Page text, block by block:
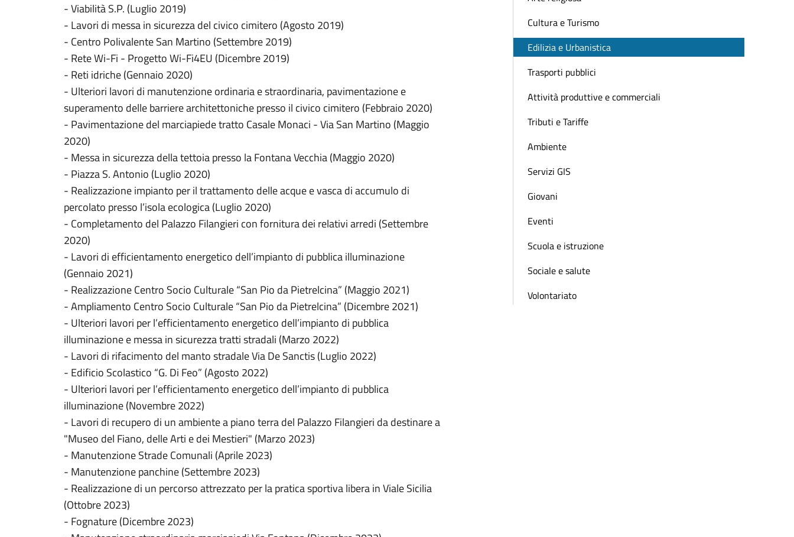
- Viabilità S.P. (Luglio 2019)
- Lavori di messa in sicurezza del civico cimitero (Agosto 2019)
- Centro Polivalente San Martino (Settembre 2019)
- Rete Wi-Fi - Progetto Wi-Fi4EU (Dicembre 2019)
- Reti idriche (Gennaio 2020)
- Ulteriori lavori di manutenzione ordinaria e straordinaria, pavimentazione e
superamento delle barriere architettoniche presso il civico cimitero (Febbraio 2020)
- Pavimentazione del marciapiede tratto Casale Monaci - Via San Martino (Maggio
2020)
- Messa in sicurezza della tettoia presso la Fontana Vecchia (Maggio 2020)
- Piazza S. Antonio (Luglio 2020)
- Realizzazione impianto per il trattamento delle acque e vasca di accumulo di
percolato presso l’isola ecologica (Luglio 2020)
- Completamento del Palazzo Filangieri con fornitura dei relativi arredi (Settembre
2020)
- Lavori di efficientamento energetico dell’impianto di pubblica illuminazione
(Gennaio 2021)
- Realizzazione Centro Socio Culturale “San Pio da Pietrelcina” (Maggio 2021)
- Ampliamento Centro Socio Culturale “San Pio da Pietrelcina” (Dicembre 2021)
- Ulteriori lavori per l’efficientamento energetico dell’impianto di pubblica
illuminazione e messa in sicurezza tratti stradali (Marzo 2022)
- Lavori di rifacimento del manto stradale Via De Sanctis (Luglio 2022)
- Edificio Scolastico “G. Di Feo” (Agosto 2022)
- Ulteriori lavori per l’efficientamento energetico dell’impianto di pubblica
illuminazione (Novembre 2022)
- Lavori di recupero di un ambiente a piano terra del Palazzo Filangieri da destinare a
"Museo del Fiano, delle Arti e dei Mestieri" (Marzo 2023)
- Manutenzione Strade Comunali (Aprile 2023)
- Manutenzione panchine (Settembre 2023)
- Realizzazione di un percorso attrezzato per la pratica sportiva libera in Viale Sicilia
(Ottobre 2023)
- Fognature (Dicembre 2023)
Cultura e Turismo
Edilizia e Urbanistica
Trasporti pubblici
Attività produttive e commerciali
Tributi e Tariffe
Ambiente
Servizi GIS
Giovani
Eventi
Scuola e istruzione
Sociale e salute
Volontariato